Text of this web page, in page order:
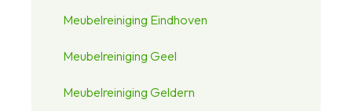
Meubelreiniging Eindhoven
Meubelreiniging Geel
Meubelreiniging Geldern